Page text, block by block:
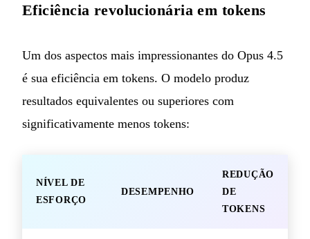
Eficiência revolucionária em tokens
Um dos aspectos mais impressionantes do Opus 4.5
é sua eficiência em tokens. O modelo produz
resultados equivalentes ou superiores com
significativamente menos tokens:
NÍVEL DE
ESFORÇO
DESEMPENHO
REDUÇÃO
DE
TOKENS